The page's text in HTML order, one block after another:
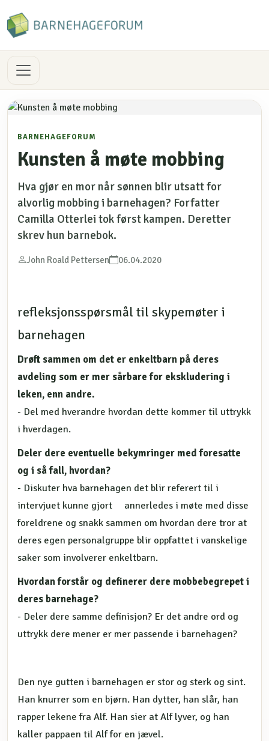
BARNEHAGEFORUM
Kunsten å møte mobbing
Hva gjør en mor når sønnen blir utsatt for
alvorlig mobbing i barnehagen? Forfatter
Camilla Otterlei tok først kampen. Deretter
skrev hun barnebok.
John Roald Pettersen 06.04.2020
refleksjonsspørsmål til skypemøter i
barnehagen
Drøft sammen om det er enkeltbarn på deres
avdeling som er mer sårbare for ekskludering i
leken, enn andre.
- Del med hverandre hvordan dette kommer til uttrykk
i hverdagen.
Deler dere eventuelle bekymringer med foresatte
og i så fall, hvordan?
- Diskuter hva barnehagen det blir referert til i
intervjuet kunne gjort annerledes i møte med disse
foreldrene og snakk sammen om hvordan dere tror at
deres egen personalgruppe blir oppfattet i vanskelige
saker som involverer enkeltbarn.
Hvordan forstår og definerer dere mobbebegrepet i
deres barnehage?
- Deler dere samme definisjon? Er det andre ord og
uttrykk dere mener er mer passende i barnehagen?
Den nye gutten i barnehagen er stor og sterk og sint.
Han knurrer som en bjørn. Han dytter, han slår, han
rapper lekene fra Alf. Han sier at Alf lyver, og han
kaller pappaen til Alf for en jævel.